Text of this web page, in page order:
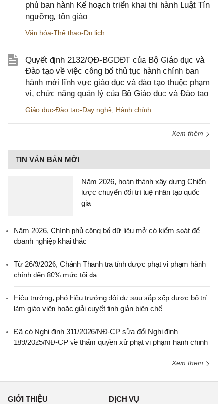
phủ ban hành Kế hoạch triển khai thi hành Luật Tín
ngưỡng, tôn giáo
Văn hóa-Thể thao-Du lịch
Quyết định 2132/QĐ-BGDĐT của Bộ Giáo dục và
Đào tạo về việc công bố thủ tục hành chính ban
hành mới lĩnh vực giáo dục và đào tạo thuộc phạm
vi, chức năng quản lý của Bộ Giáo dục và Đào tạo
Giáo dục-Đào tạo-Dạy nghề, Hành chính
Xem thêm
TIN VĂN BẢN MỚI
Năm 2026, hoàn thành xây dựng Chiến
lược chuyển đổi trí tuệ nhân tạo quốc
gia
Năm 2026, Chính phủ công bố dữ liệu mở có kiểm soát để
doanh nghiệp khai thác
Từ 26/9/2026, Chánh Thanh tra tỉnh được phạt vi phạm hành
chính đến 80% mức tối đa
Hiệu trưởng, phó hiệu trưởng dôi dư sau sắp xếp được bố trí
làm giáo viên hoặc giải quyết tinh giản biên chế
Đã có Nghị định 311/2026/NĐ-CP sửa đổi Nghị định
189/2025/NĐ-CP về thẩm quyền xử phạt vi phạm hành chính
Xem thêm
GIỚI THIỆU DỊCH VỤ